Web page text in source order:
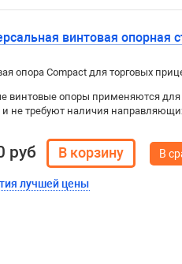
винтовая опорная
опора Compact для торговых
винтовые опоры применяются для
и не требуют наличия
руб
лучшей цены
В